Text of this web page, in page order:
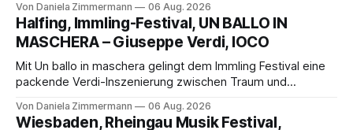
Aufführung mit starken Solisten und den Wiener
Philharmonikern, szenisch bleibt der zweite Akt jedoch
hinter den Erwartungen zurück.
Von Daniela Zimmermann 06 Aug. 2026
Halfing, Immling-Festival, UN BALLO IN
MASCHERA – Giuseppe Verdi, IOCO
Mit Un ballo in maschera gelingt dem Immling Festival eine
packende Verdi-Inszenierung zwischen Traum und
psychologische Tiefe mit starken Bildern, getragen von
Von Daniela Zimmermann 06 Aug. 2026
Wiesbaden, Rheingau Musik Festival,